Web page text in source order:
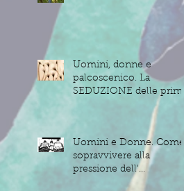
Uomini, donne e
palcoscenico. La
SEDUZIONE delle prime
Uomini e Donne. Come
sopravvivere alla
pressione dell'
IGNORANZA